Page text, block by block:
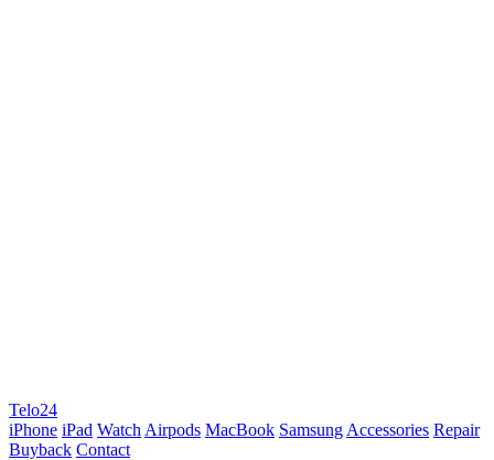
Telo24
iPhone iPad Watch Airpods MacBook Samsung Accessories Repair
Buyback Contact